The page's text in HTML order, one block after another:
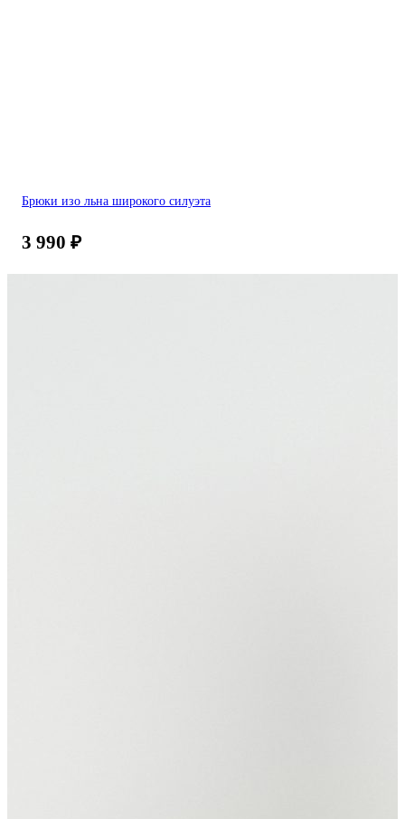
Брюки изо льна широкого силуэта
3 990 ₽